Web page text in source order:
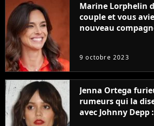
Marine Lorphelin
couple et vous
nouveau
9 octobre 2023
Jenna Ortega
rumeurs qui la
avec Johnny Depp